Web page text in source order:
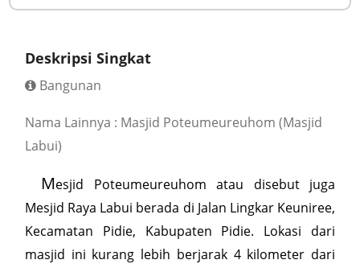
Deskripsi Singkat
Bangunan
Nama Lainnya : Masjid Poteumeureuhom (Masjid
Labui)
Mesjid Poteumeureuhom atau disebut juga
Mesjid Raya Labui berada di Jalan Lingkar Keuniree,
Kecamatan Pidie, Kabupaten Pidie. Lokasi dari
masjid ini kurang lebih berjarak 4 kilometer dari